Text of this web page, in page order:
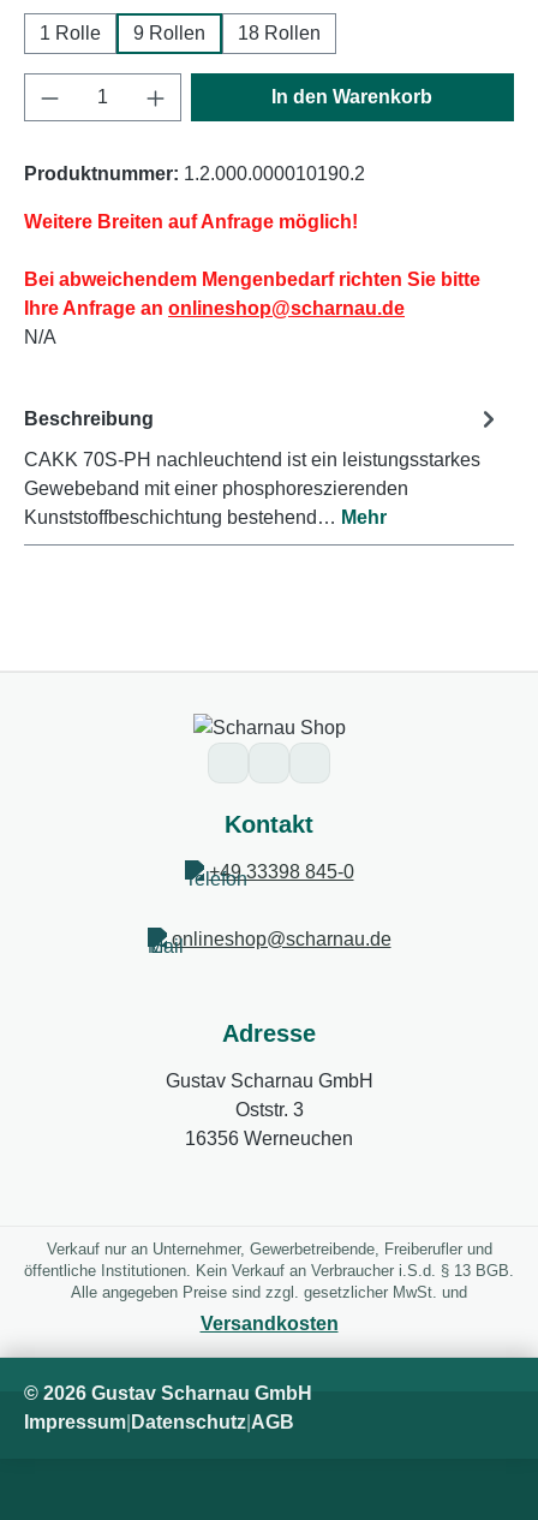
1 Rolle 9 Rollen 18 Rollen
Produkt Anzahl: Gib den gewünschten
In den Warenkorb
Produktnummer: 1.2.000.000010190.2
Weitere Breiten auf Anfrage möglich!
Bei abweichendem Mengenbedarf richten Sie bitte
Ihre Anfrage an onlineshop@scharnau.de
N/A
Beschreibung
CAKK 70S-PH nachleuchtend ist ein leistungsstarkes
Gewebeband mit einer phosphoreszierenden
Kunststoffbeschichtung bestehend… Mehr
Kontakt
+49 33398 845-0
onlineshop@scharnau.de
Adresse
Gustav Scharnau GmbH
Oststr. 3
16356 Werneuchen
Verkauf nur an Unternehmer, Gewerbetreibende, Freiberufler und
öffentliche Institutionen. Kein Verkauf an Verbraucher i.S.d. § 13 BGB.
Alle angegeben Preise sind zzgl. gesetzlicher MwSt. und
Versandkosten
© 2026 Gustav Scharnau GmbH
Impressum Datenschutz AGB